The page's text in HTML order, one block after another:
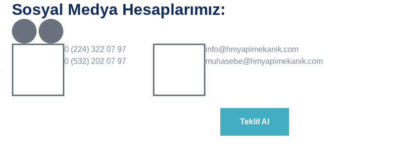
Sosyal Medya Hesaplarımız:
0 (224) 322 07 97
0 (532) 202 07 97
info@hmyapimekanik.com
muhasebe@hmyapimekanik.com
Teklif Al